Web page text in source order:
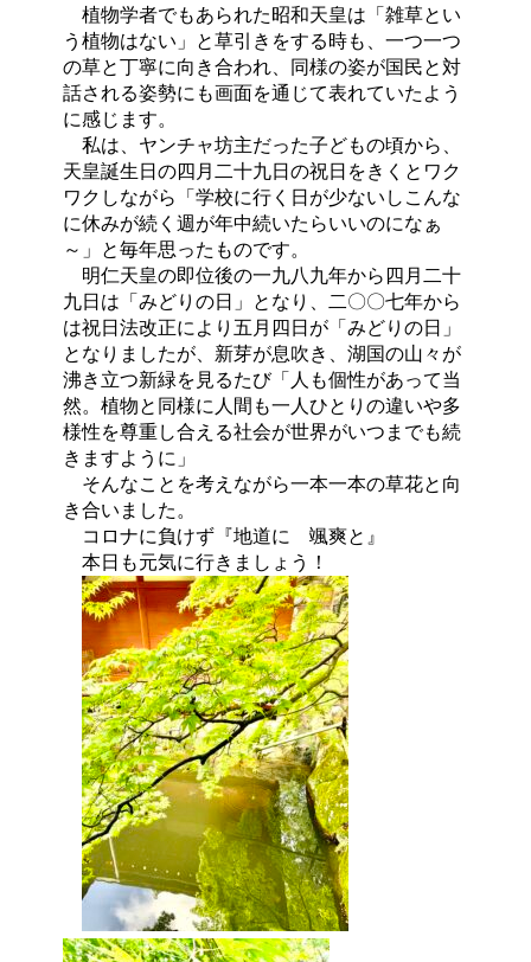
植物学者でもあられた昭和天皇は 「雑草とい
う植物はない」
と草引きをする時も、一つ一つ
の草と丁寧に向き合われ、同様の姿が国民と対
話される姿勢にも画面を通じて表れていたよう
に感じます。
私は、ヤンチャ坊主だった子どもの頃から、
天皇誕生日の四月二十九日の祝日をきくとワク
ワクしながら「学校に行く日が少ないしこんな
に休みが続く週が年中続いたらいいのになぁ
～」と毎年思ったものです。
明仁天皇の即位後の一九八九年から四月二十
九日は「みどりの日」となり、二〇〇七年から
は祝日法改正により五月四日が「みどりの日」
となりましたが、新芽が息吹き、湖国の山々が
沸き立つ新緑を見るたび「人も個性があって当
然。植物と同様に人間も一人ひとりの違いや多
様性を尊重し合える社会が世界がいつまでも続
きますように」
そんなことを考えながら一本一本の草花と向
き合いました。
コロナに負けず『地道に 颯爽と』
本日も元気に行きましょう！